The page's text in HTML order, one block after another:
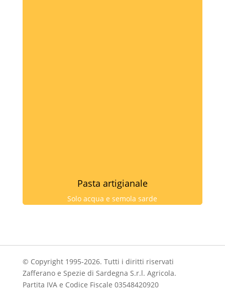
Pasta artigianale
Solo acqua e semola sarde
© Copyright 1995-2026. Tutti i diritti riservati
Zafferano e Spezie di Sardegna S.r.l. Agricola.
Partita IVA e Codice Fiscale 03548420920